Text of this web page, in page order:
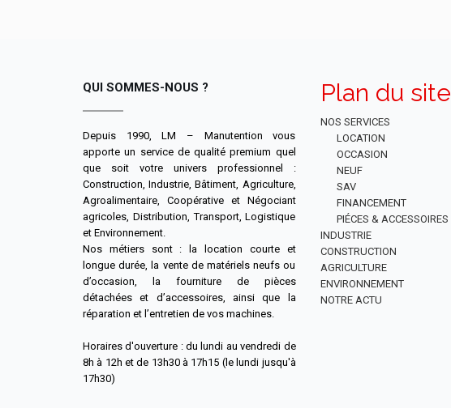
QUI SOMMES-NOUS ?
Depuis 1990, LM – Manutention vous
apporte un service de qualité premium quel
que soit votre univers professionnel :
Construction, Industrie, Bâtiment, Agriculture,
Agroalimentaire, Coopérative et Négociant
agricoles, Distribution, Transport, Logistique
et Environnement.
Nos métiers sont : la location courte et
longue durée, la vente de matériels neufs ou
d’occasion, la fourniture de pièces
détachées et d’accessoires, ainsi que la
réparation et l’entretien de vos machines.
Horaires d'ouverture : du lundi au vendredi de
8h à 12h et de 13h30 à 17h15 (le lundi jusqu'à
17h30)
Plan du site
NOS SERVICES
LOCATION
OCCASION
NEUF
SAV
FINANCEMENT
PIÉCES & ACCESSOIRES
INDUSTRIE
CONSTRUCTION
AGRICULTURE
ENVIRONNEMENT
NOTRE ACTU